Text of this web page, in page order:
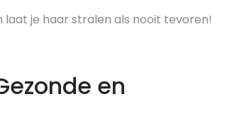
laat je haar stralen als nooit tevoren!
en